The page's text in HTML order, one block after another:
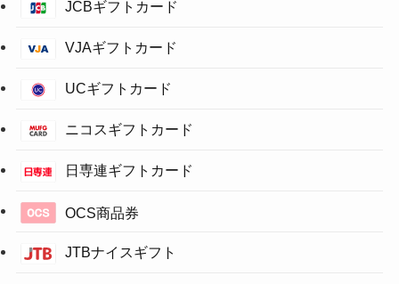
JCBギフトカード
VJAギフトカード
UCギフトカード
ニコスギフトカード
日専連ギフトカード
OCS商品券
JTBナイスギフト